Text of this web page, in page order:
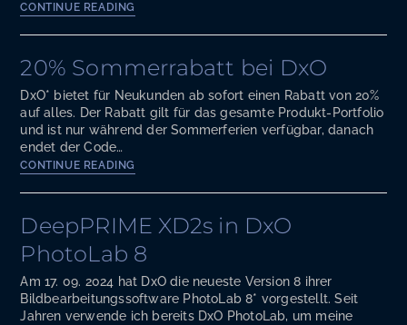
CONTINUE READING
-
Tool
von
DxO
zur
erschienen
20% Sommerrabatt bei DxO
DxO* bietet für Neukunden ab sofort einen Rabatt von 20%
auf alles. Der Rabatt gilt für das gesamte Produkt-Portfolio
und ist nur während der Sommerferien verfügbar, danach
endet der Code…
CONTINUE READING
bei DxO
DeepPRIME XD2s in DxO
PhotoLab 8
Am 17. 09. 2024 hat DxO die neueste Version 8 ihrer
Bildbearbeitungssoftware PhotoLab 8* vorgestellt. Seit
Jahren verwende ich bereits DxO PhotoLab, um meine